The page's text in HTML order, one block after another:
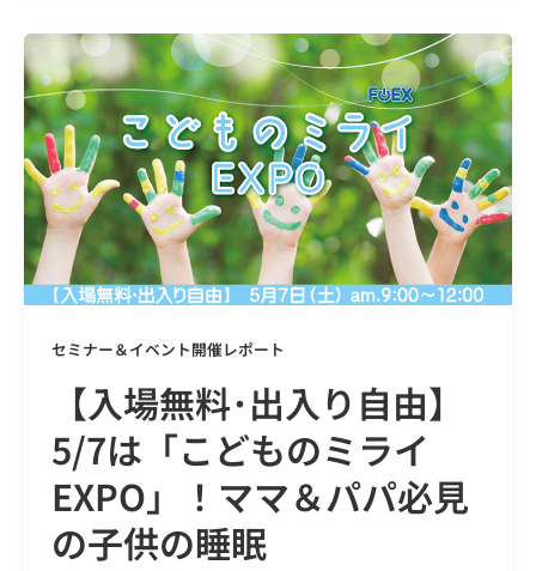
セミナー＆イベント開催レポート
【入場無料･出入り自由】
5/7は「こどものミライ
EXPO」！ママ＆パパ必見
の子供の睡眠